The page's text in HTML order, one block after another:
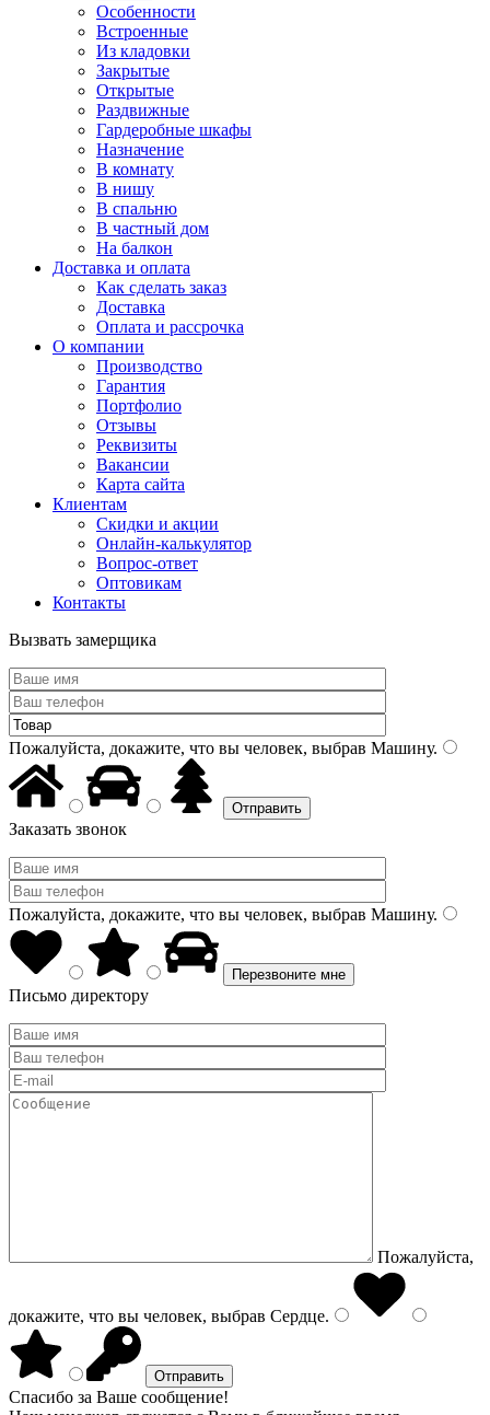
Особенности
Встроенные
Из кладовки
Закрытые
Открытые
Раздвижные
Гардеробные шкафы
Назначение
В комнату
В нишу
В спальню
В частный дом
На балкон
Доставка и оплата
Как сделать заказ
Доставка
Оплата и рассрочка
О компании
Производство
Гарантия
Портфолио
Отзывы
Реквизиты
Вакансии
Карта сайта
Клиентам
Скидки и акции
Онлайн-калькулятор
Вопрос-ответ
Оптовикам
Контакты
Вызвать замерщика
Пожалуйста, докажите, что вы человек, выбрав Машину.
Заказать звонок
Пожалуйста, докажите, что вы человек, выбрав Машину.
Письмо директору
Пожалуйста,
докажите, что вы человек, выбрав Сердце.
Спасибо за Ваше сообщение!